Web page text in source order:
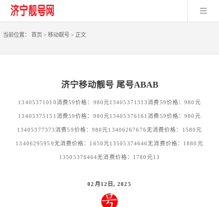
当前位置： 首页> 移动靓号 >正文
济宁移动靓号 尾号ABAB
13405371010消费59价格：980元13405371313消费59价格：980元
13405375151消费59价格：980元13405376161消费59价格：980元
13405377373消费59价格：980元13406267676无消费价格：1580元
13406295959无消费价格：1650元13505374646无消费价格：1880元
13505376464无消费价格：1780元13
02月12日, 2025